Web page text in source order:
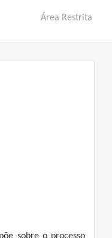
Área Restrita